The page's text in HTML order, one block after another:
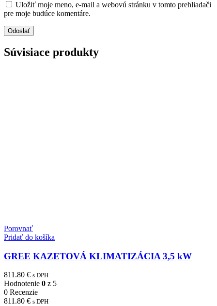
Uložiť moje meno, e-mail a webovú stránku v tomto prehliadači
pre moje budúce komentáre.
Súvisiace produkty
Porovnať
Pridať do košíka
GREE KAZETOVÁ KLIMATIZÁCIA 3,5 kW
811.80 € s DPH
Hodnotenie 0 z 5
0 Recenzie
811.80 € s DPH